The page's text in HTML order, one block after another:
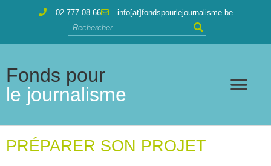
02 777 08 66 info[at]fondspourlejournalisme.be
Fonds pour
le journalisme
PRÉPARER SON PROJET